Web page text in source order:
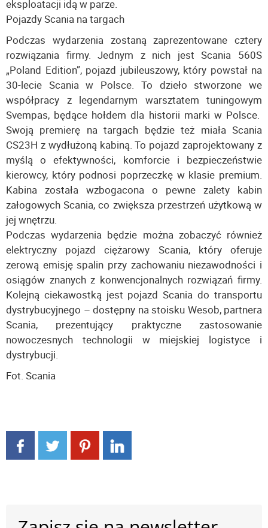
eksploatacji idą w parze.
Pojazdy Scania na targach
Podczas wydarzenia zostaną zaprezentowane cztery
rozwiązania firmy. Jednym z nich jest Scania 560S
„Poland Edition”, pojazd jubileuszowy, który powstał na
30-lecie Scania w Polsce. To dzieło stworzone we
współpracy z legendarnym warsztatem tuningowym
Svempas, będące hołdem dla historii marki w Polsce.
Swoją premierę na targach będzie też miała Scania
CS23H z wydłużoną kabiną. To pojazd zaprojektowany z
myślą o efektywności, komforcie i bezpieczeństwie
kierowcy, który podnosi poprzeczkę w klasie premium.
Kabina została wzbogacona o pewne zalety kabin
załogowych Scania, co zwiększa przestrzeń użytkową w
jej wnętrzu.
Podczas wydarzenia będzie można zobaczyć również
elektryczny pojazd ciężarowy Scania, który oferuje
zerową emisję spalin przy zachowaniu niezawodności i
osiągów znanych z konwencjonalnych rozwiązań firmy.
Kolejną ciekawostką jest pojazd Scania do transportu
dystrybucyjnego – dostępny na stoisku Wesob, partnera
Scania, prezentujący praktyczne zastosowanie
nowoczesnych technologii w miejskiej logistyce i
dystrybucji.
Fot. Scania